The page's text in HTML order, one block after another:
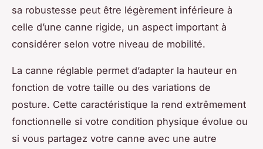
sa robustesse peut être légèrement inférieure à
celle d’une canne rigide, un aspect important à
considérer selon votre niveau de mobilité.
La canne réglable permet d’adapter la hauteur en
fonction de votre taille ou des variations de
posture. Cette caractéristique la rend extrêmement
fonctionnelle si votre condition physique évolue ou
si vous partagez votre canne avec une autre